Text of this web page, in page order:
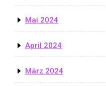
Mai 2024
April 2024
März 2024